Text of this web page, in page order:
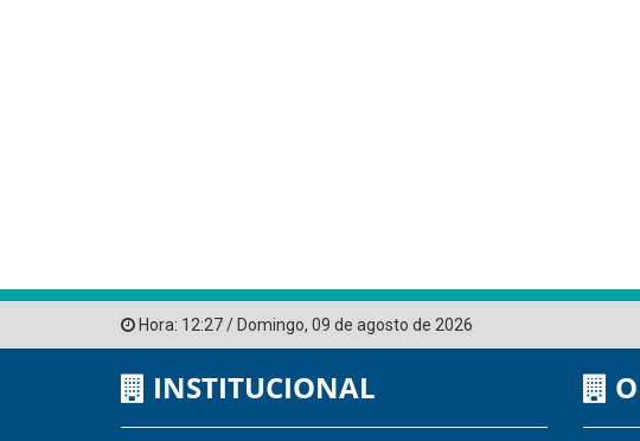
Hora: 12:27/ Domingo, 09 de agosto de 2026
INSTITUCIONAL